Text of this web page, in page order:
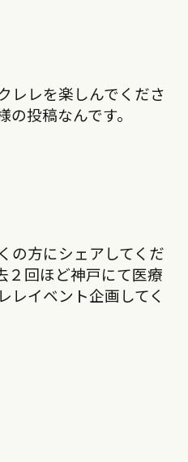
レレを楽しんでくださ
投稿なんです。
の方にシェアしてくだ
２回ほど神戸にて医療
レイベント企画してく